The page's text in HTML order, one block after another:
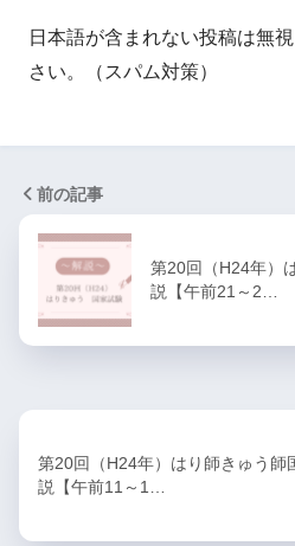
日本語が含まれない投稿は無
さい。（スパム対策）
前の記事
第20回（H24年）
説【午前21～2…
第20回（H24年）はり師きゅう師
説【午前11～1…